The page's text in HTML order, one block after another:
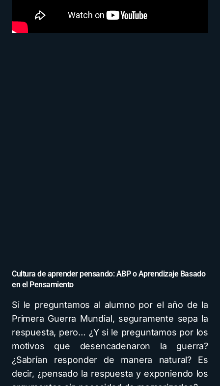
Cultura de aprender pensando: ABP o Aprendizaje Basado
en el Pensamiento
Si le preguntamos al alumno por el año de la
Primera Guerra Mundial, seguramente sepa la
respuesta, pero… ¿Y si le preguntamos por los
motivos que desencadenaron la guerra?
¿Sabrían responder de manera natural? Es
decir, ¿pensado la respuesta y exponiendo los